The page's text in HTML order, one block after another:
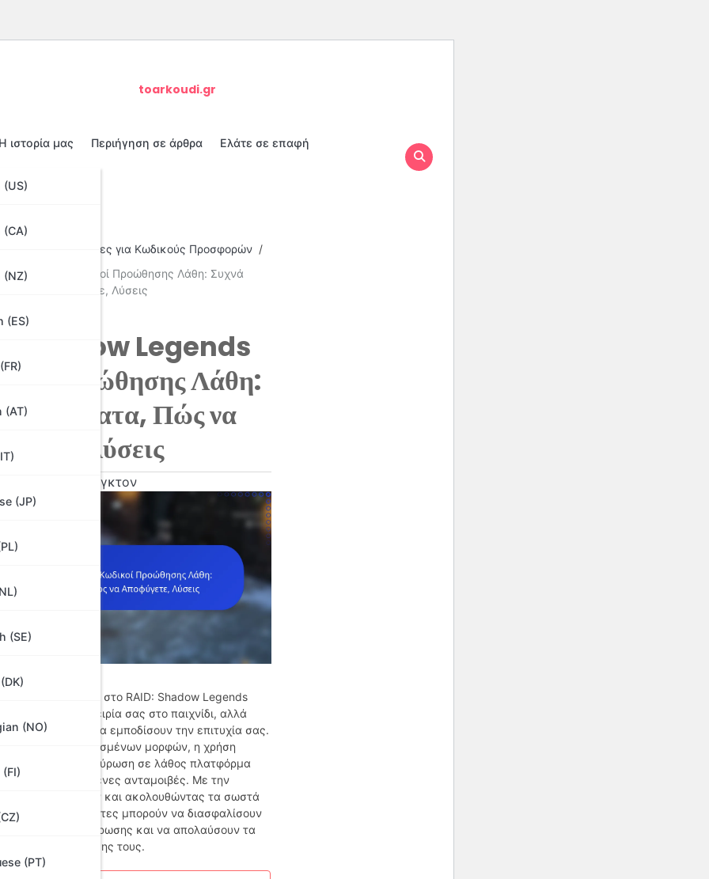
toarkoudi.gr
Η ιστορία μας Περιήγηση σε άρθρα
Ελάτε σε επαφή
(US)
(CA)
(NZ)
(ES)
(AT)
(JP)
(SE)
(NO)
(PT)
Legends Οδηγίες για Κωδικούς Προσφορών
Legends Κωδικοί Προώθησης Λάθη: Συχνά
Πώς να Αποφύγετε, Λύσεις
Shadow Legends
Προώθησης Λάθη:
Σφάλματα, Πώς να
Λύσεις
Κλάρα Βόσινγκτον
προώθησης στο RAID: Shadow Legends
την εμπειρία σας στο παιχνίδι, αλλά
λάθη μπορούν να εμποδίσουν την επιτυχία σας.
η εισαγωγή λανθασμένων μορφών, η χρήση
κωδικών ή η εξαργύρωση σε λάθος πλατφόρμα
οδηγήσουν σε χαμένες ανταμοιβές. Με την
των παγίδων και ακολουθώντας τα σωστά
οι παίκτες μπορούν να διασφαλίσουν
διαδικασία εξαργύρωσης και να απολαύσουν τα
κωδικών προώθησης τους.